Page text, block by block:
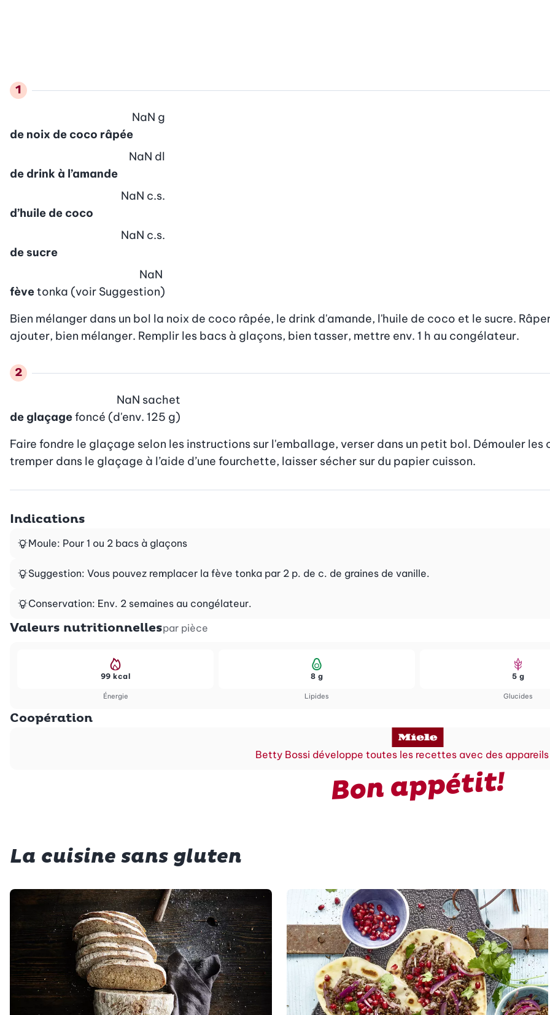
de noix de coco râpée
NaN g
de drink à l’amande
NaN dl
d’huile de coco
NaN c.s.
de sucre
NaN c.s.
fèvetonka (voir Suggestion)
NaN
Bien mélanger dans un bol la noix de coco râpée, le drink d'amande, l'huile de coco et le sucre.
ajouter, bien mélanger. Remplir les bacs à glaçons, bien tasser, mettre env. 1 h au congélateur.
de glaçagefoncé (d'env. 125 g)
NaN sachet
Faire fondre le glaçage selon les instructions sur l'emballage, verser dans un petit bol. Démouler les
tremper dans le glaçage à l’aide d’une fourchette, laisser sécher sur du papier cuisson.
Indications
Moule: Pour 1 ou 2 bacs à glaçons
Suggestion: Vous pouvez remplacer la fève tonka par 2 p. de c. de graines de vanille.
Conservation: Env. 2 semaines au congélateur.
Valeurs nutritionnellespar pièce
Énergie
99 kcal
Lipides
8 g
Glucides
5 g
Coopération
Betty Bossi développe toutes les recettes avec des
Bon appétit!
La cuisine sans gluten